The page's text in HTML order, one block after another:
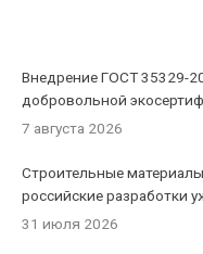
Внедрение ГОСТ 35329-
добровольной
7 августа 2026
Строительные
российские разработки
31 июля 2026